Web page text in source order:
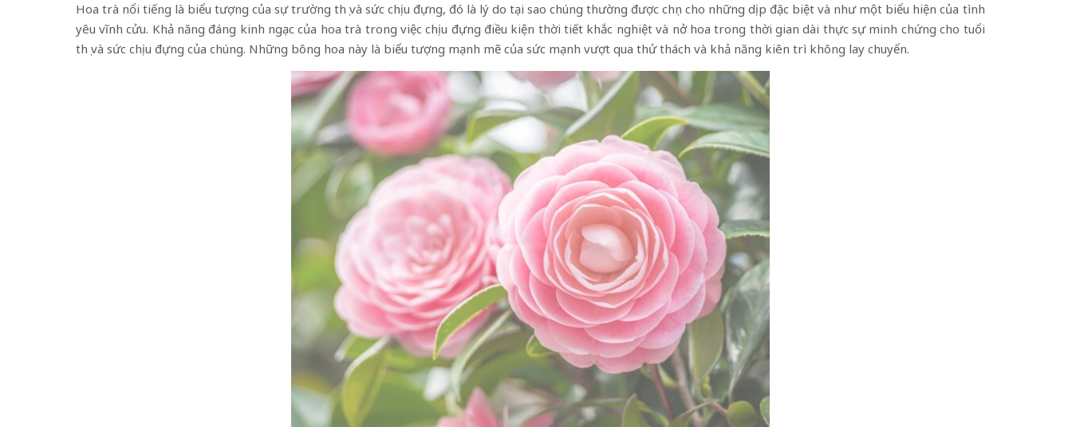
Hoa trà nổi tiếng là biểu tượng của sự trường thọ và sức chịu đựng, đó là lý do tại sao chúng thường được chọn cho những dịp đặc biệt và như một biểu hiện của tình
yêu vĩnh cửu. Khả năng đáng kinh ngạc của hoa trà trong việc chịu đựng điều kiện thời tiết khắc nghiệt và nở hoa trong thời gian dài thực sự minh chứng cho tuổi
thọ và sức chịu đựng của chúng. Những bông hoa này là biểu tượng mạnh mẽ của sức mạnh vượt qua thử thách và khả năng kiên trì không lay chuyển.